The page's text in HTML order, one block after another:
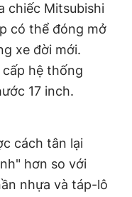
chiếc Mitsubishi
có thể đóng mở
xe đời mới.
cấp hệ thống
17 inch.
cách tân lại
hơn so với
nhựa và táp-lô